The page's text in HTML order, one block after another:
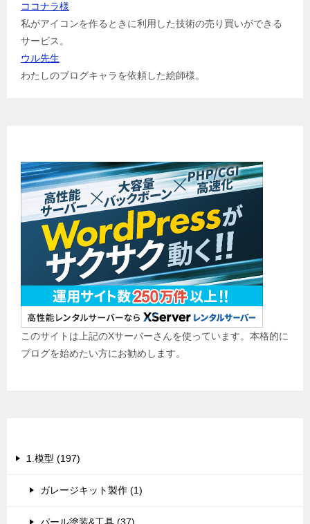
ココナラ様
私がアイコンを作るときに利用した技術の売り買いができる
サービス。
ウル先生
わたしのブログキャラを依頼した絵師様。
このサイトは上記のXサーバーさんを使っています。本格的に
ブログを始めたい方にお勧めします。
1.模型 (197)
ガレージキット製作 (1)